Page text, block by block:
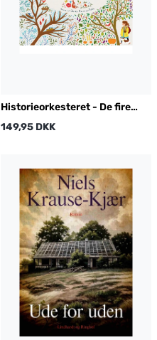
Historieorkesteret - De fire
årstider
149,95 DKK